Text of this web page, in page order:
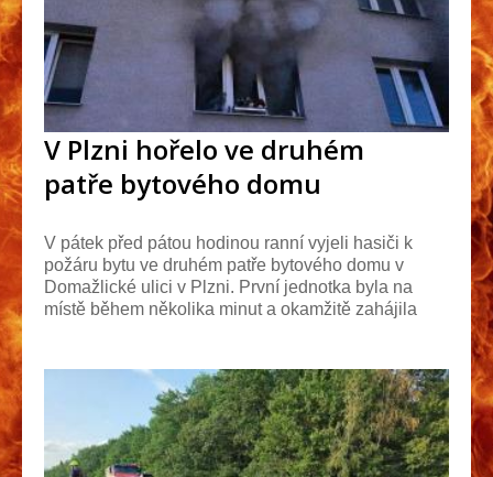
V Plzni hořelo ve druhém
patře bytového domu
V pátek před pátou hodinou ranní vyjeli hasiči k
požáru bytu ve druhém patře bytového domu v
Domažlické ulici v Plzni. První jednotka byla na
místě během několika minut a okamžitě zahájila